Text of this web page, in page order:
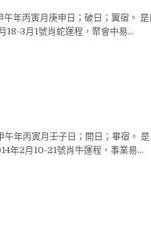
年丙寅月庚申日；破日；翼宿。
18-3月1號肖蛇運程，聚會中易…
年丙寅月壬子日；開日；畢宿。
年2月10-21號肖牛運程，事業易…